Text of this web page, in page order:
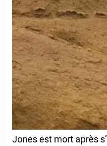
Jones est mort après